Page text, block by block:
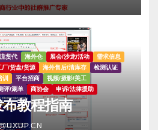
货代 海外仓 展会/沙龙/活动
需求信息
厂/货盘/货源 海外售后/清库存
检测认证
训 平台招商
视频/摄影/美工
评/涮单 商协会 申诉/法律援助
发布教程指南